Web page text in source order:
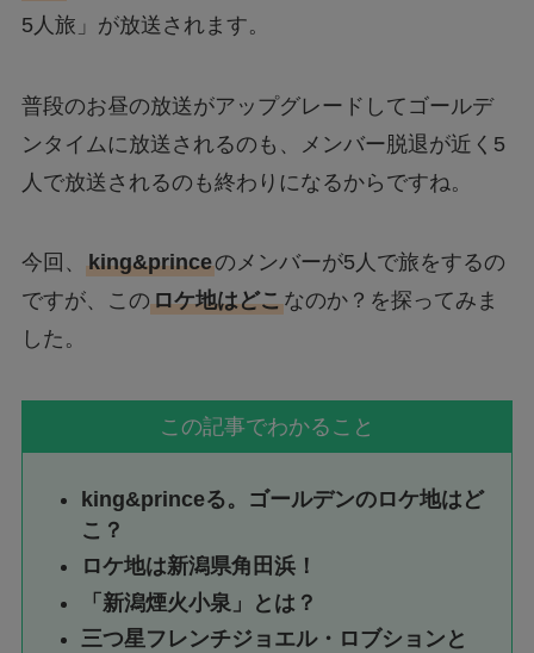
5人旅」が放送されます。
普段のお昼の放送がアップグレードしてゴールデ
ンタイムに放送されるのも、メンバー脱退が近く5
人で放送されるのも終わりになるからですね。
今回、 king&princeのメンバーが5人で旅をするの
ですが、このロケ地はどこなのか？を探ってみま
した。
この記事でわかること
king&princeる。ゴールデンのロケ地はど
こ？
ロケ地は新潟県角田浜！
「新潟煙火小泉」とは？
三つ星フレンチジョエル・ロブションと